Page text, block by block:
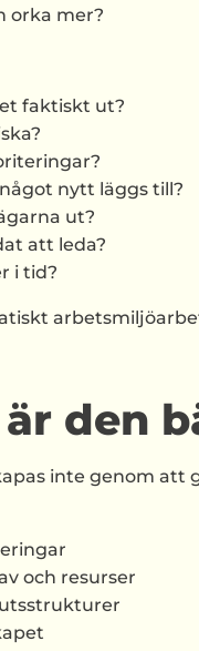
orka mer?
faktiskt ut?
nytt läggs till?
ut?
att leda?
i tid?
den
inte genom att
och resurser